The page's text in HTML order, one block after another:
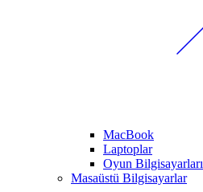
MacBook
Laptoplar
Oyun Bilgisayarları
Masaüstü Bilgisayarlar